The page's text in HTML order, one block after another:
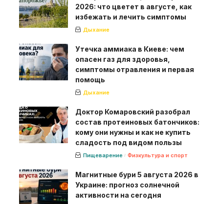
2026: что цветет в августе, как
избежать и лечить симптомы
Дыхание
Утечка аммиака в Киеве: чем
опасен газ для здоровья,
симптомы отравления и первая
помощь
Дыхание
Доктор Комаровский разобрал
состав протеиновых батончиков:
кому они нужны и как не купить
сладость под видом пользы
Пищеварение Физкультура и спорт
Магнитные бури 5 августа 2026 в
Украине: прогноз солнечной
активности на сегодня